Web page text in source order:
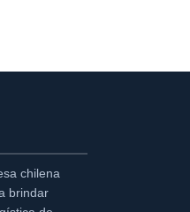
chilena
brindar